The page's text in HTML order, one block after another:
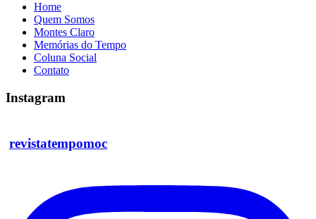
Home
Quem Somos
Montes Claro
Memórias do Tempo
Coluna Social
Contato
Instagram
revistatempomoc